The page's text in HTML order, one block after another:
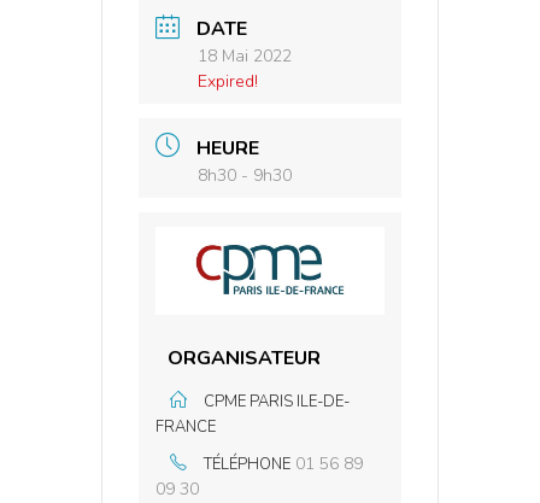
DATE
18 Mai 2022
Expired!
HEURE
8h30 - 9h30
ORGANISATEUR
CPME PARIS ILE-DE-
FRANCE
TÉLÉPHONE 01 56 89
09 30